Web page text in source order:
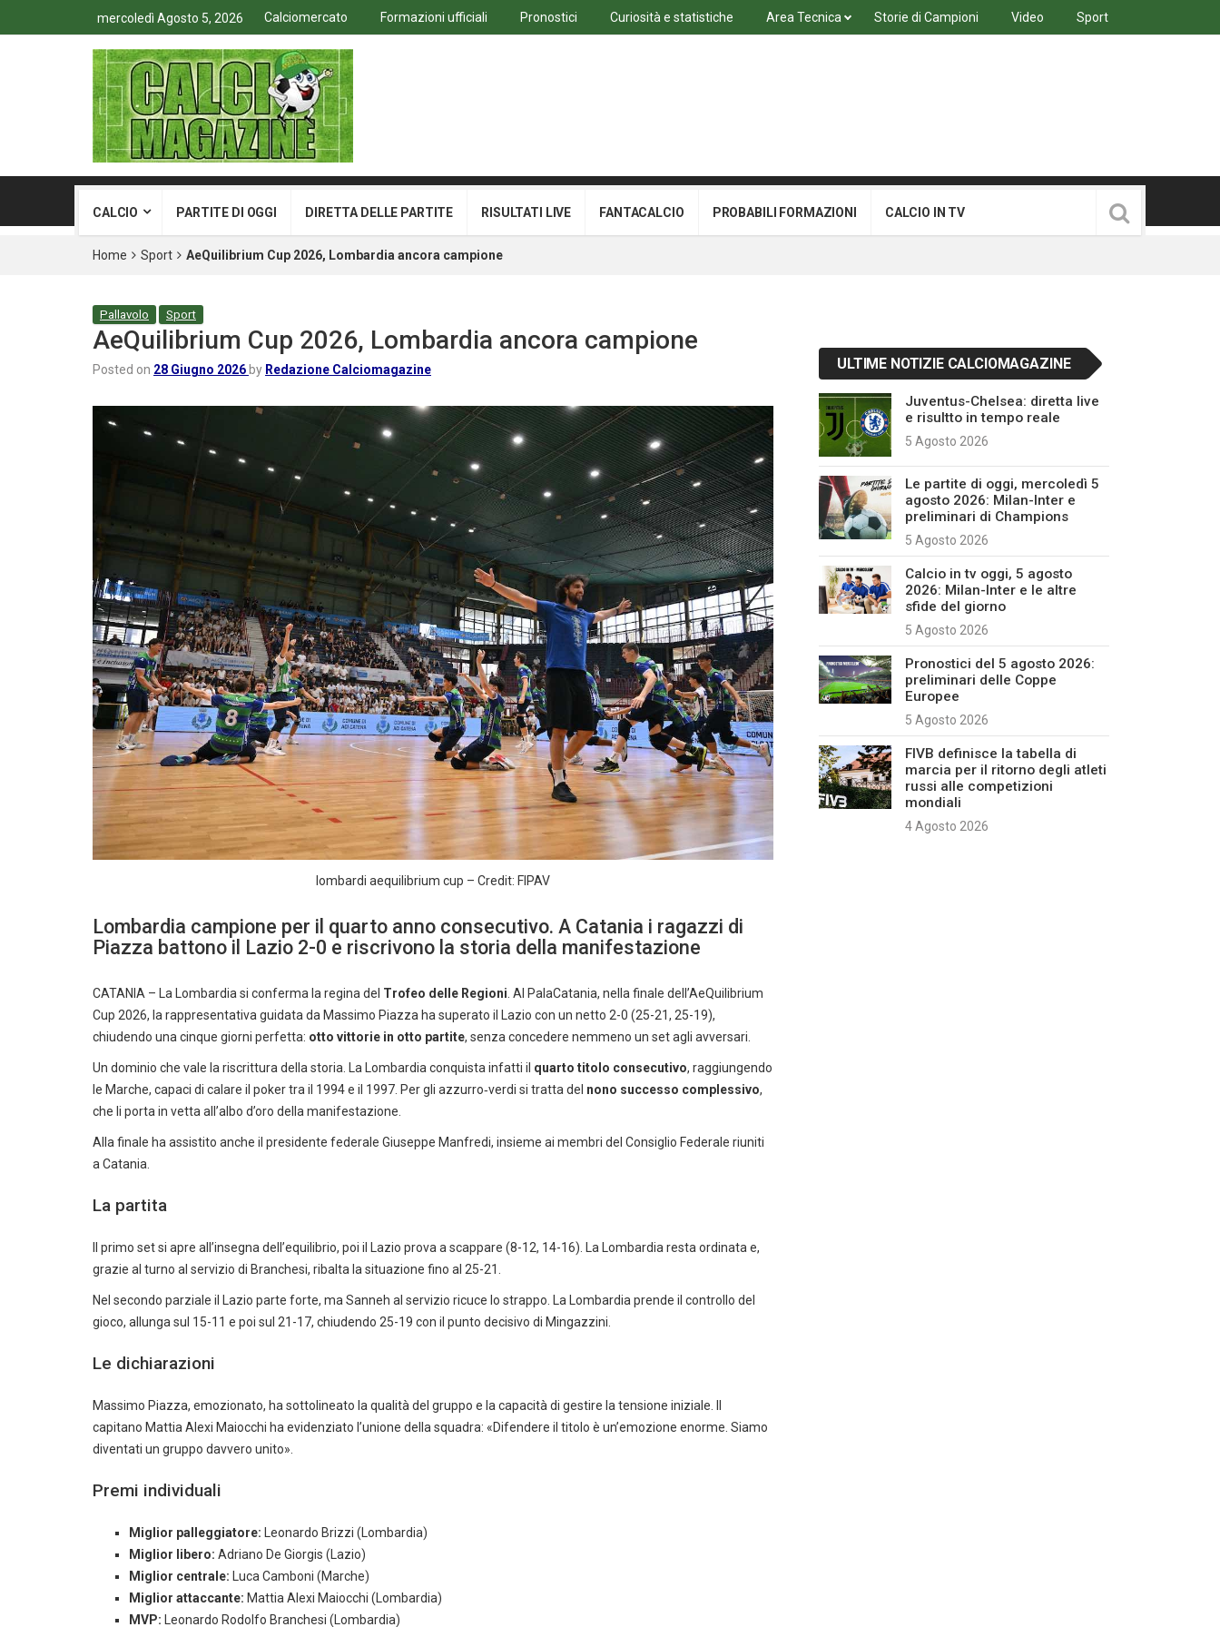
mercoledì Agosto 5, 2026 Calciomercato Formazioni ufficiali Pronostici Curiosità e statistiche Area Tecnica Storie di Campioni Video Sport
CALCIO PARTITE DI OGGI DIRETTA DELLE PARTITE RISULTATI LIVE FANTACALCIO PROBABILI FORMAZIONI CALCIO IN TV
Home Sport AeQuilibrium Cup 2026, Lombardia ancora campione
Pallavolo Sport
AeQuilibrium Cup 2026, Lombardia ancora campione
Posted on 28 Giugno 2026 by Redazione Calciomagazine
lombardi aequilibrium cup – Credit: FIPAV
Lombardia campione per il quarto anno consecutivo. A Catania i ragazzi di
Piazza battono il Lazio 2-0 e riscrivono la storia della manifestazione
CATANIA – La Lombardia si conferma la regina del Trofeo delle Regioni. Al PalaCatania, nella finale dell’AeQuilibrium
Cup 2026, la rappresentativa guidata da Massimo Piazza ha superato il Lazio con un netto 2-0 (25-21, 25-19),
chiudendo una cinque giorni perfetta: otto vittorie in otto partite, senza concedere nemmeno un set agli avversari.
Un dominio che vale la riscrittura della storia. La Lombardia conquista infatti il quarto titolo consecutivo, raggiungendo
le Marche, capaci di calare il poker tra il 1994 e il 1997. Per gli azzurro‑verdi si tratta del nono successo complessivo,
che li porta in vetta all’albo d’oro della manifestazione.
Alla finale ha assistito anche il presidente federale Giuseppe Manfredi, insieme ai membri del Consiglio Federale riuniti
a Catania.
La partita
Il primo set si apre all’insegna dell’equilibrio, poi il Lazio prova a scappare (8-12, 14-16). La Lombardia resta ordinata e,
grazie al turno al servizio di Branchesi, ribalta la situazione fino al 25-21.
Nel secondo parziale il Lazio parte forte, ma Sanneh al servizio ricuce lo strappo. La Lombardia prende il controllo del
gioco, allunga sul 15-11 e poi sul 21-17, chiudendo 25-19 con il punto decisivo di Mingazzini.
Le dichiarazioni
Massimo Piazza, emozionato, ha sottolineato la qualità del gruppo e la capacità di gestire la tensione iniziale. Il
capitano Mattia Alexi Maiocchi ha evidenziato l’unione della squadra: «Difendere il titolo è un’emozione enorme. Siamo
diventati un gruppo davvero unito».
Premi individuali
Miglior palleggiatore: Leonardo Brizzi (Lombardia)
Miglior libero: Adriano De Giorgis (Lazio)
Miglior centrale: Luca Camboni (Marche)
Miglior attaccante: Mattia Alexi Maiocchi (Lombardia)
MVP: Leonardo Rodolfo Branchesi (Lombardia)
ULTIME NOTIZIE CALCIOMAGAZINE
Juventus-Chelsea: diretta live
e risultto in tempo reale
5 Agosto 2026
Le partite di oggi, mercoledì 5
agosto 2026: Milan-Inter e
preliminari di Champions
5 Agosto 2026
Calcio in tv oggi, 5 agosto
2026: Milan-Inter e le altre
sfide del giorno
5 Agosto 2026
Pronostici del 5 agosto 2026:
preliminari delle Coppe
Europee
5 Agosto 2026
FIVB definisce la tabella di
marcia per il ritorno degli atleti
russi alle competizioni
mondiali
4 Agosto 2026